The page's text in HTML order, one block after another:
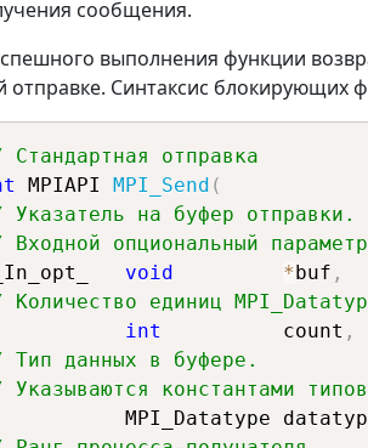
сообщения.
выполнения функции
отправке. Синтаксис блокирующих
отправка
MPIAPI MPI_Send (
на буфер отправки.
опциональный
_In_opt_ void *buf ,
единиц
int
          count
,
данных в буфере.
константами
MPI_Datatype